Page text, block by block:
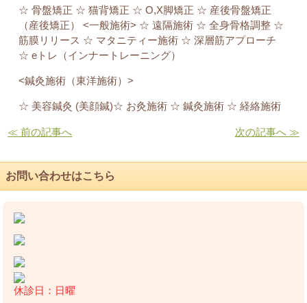
☆ 骨盤矯正 ☆ 猫背矯正 ☆ O,X脚矯正 ☆ 産後骨盤矯正
（産後矯正） <一般施術> ☆ 遠隔施術 ☆ 全身骨格調整 ☆
筋膜リリース ☆ マタニティー施術 ☆ 深層筋アプローチ
☆ eトレ（インナートレーニング）
<鍼灸施術（東洋施術）>
☆ 美容鍼灸 (美顔鍼)☆ お灸施術 ☆ 鍼灸施術 ☆ 経絡施術
≪ 前の記事へ 次の記事へ ≫
お問い合わせはこちら
休診日：日曜